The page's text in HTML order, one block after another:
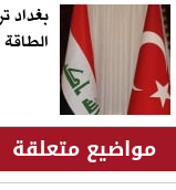
بغداد
مواضيع متعلقة